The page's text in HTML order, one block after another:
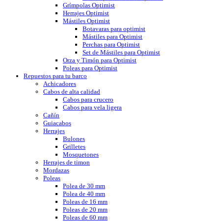
Grímpolas Optimist
Herrajes Optimist
Mástiles Optimist
Botavaras para optimist
Mástiles para Optimist
Perchas para Optimist
Set de Mástiles para Optimist
Orza y Timón para Optimist
Poleas para Optimist
Repuestos para tu barco
Achicadores
Cabos de alta calidad
Cabos para crucero
Cabos para vela ligera
Cañín
Guiacabos
Herrajes
Bulones
Grilletes
Mosquetones
Herrajes de timon
Mordazas
Poleas
Polea de 30 mm
Polea de 40 mm
Poleas de 16 mm
Poleas de 20 mm
Poleas de 60 mm